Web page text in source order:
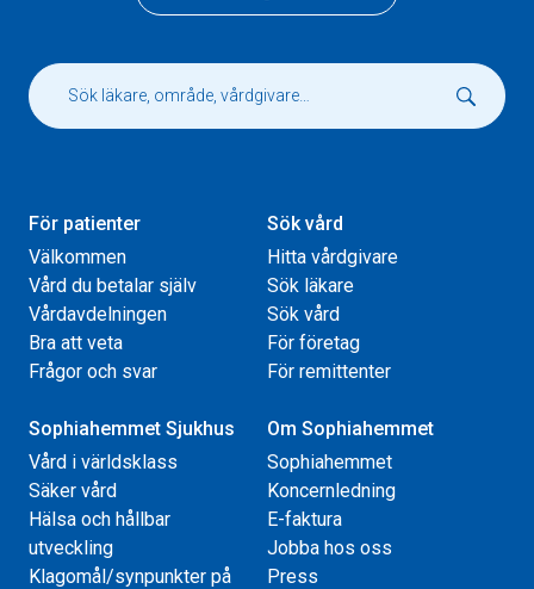
För patienter
Välkommen
Vård du betalar själv
Vårdavdelningen
Bra att veta
Frågor och svar
Sök vård
Hitta vårdgivare
Sök läkare
Sök vård
För företag
För remittenter
Sophiahemmet Sjukhus
Vård i världsklass
Säker vård
Hälsa och hållbar
utveckling
Klagomål/synpunkter på
Om Sophiahemmet
Sophiahemmet
Koncernledning
E-faktura
Jobba hos oss
Press